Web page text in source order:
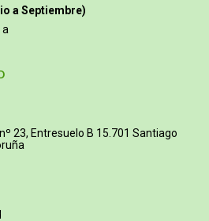
a Septiembre)
a
23, Entresuelo B 15.701 Santiago